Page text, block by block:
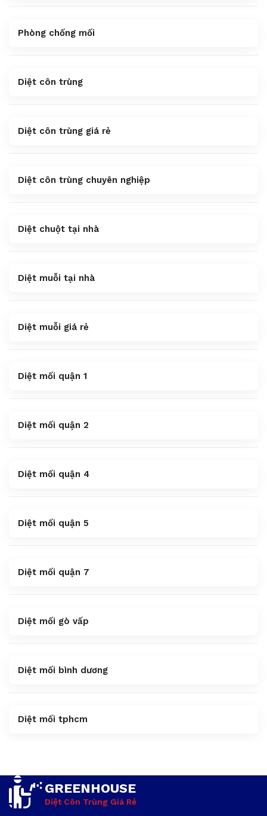
Phòng chống mối
Diệt côn trùng
Diệt côn trùng giá rẻ
Diệt côn trùng chuyên nghiệp
Diệt chuột tại nhà
Diệt muỗi tại nhà
Diệt muỗi giá rẻ
Diệt mối quận 1
Diệt mối quận 2
Diệt mối quận 4
Diệt mối quận 5
Diệt mối quận 7
Diệt mối gò vấp
Diệt mối bình dương
Diệt mối tphcm
GREENHOUSE
Diệt Côn Trùng Giá Rẻ